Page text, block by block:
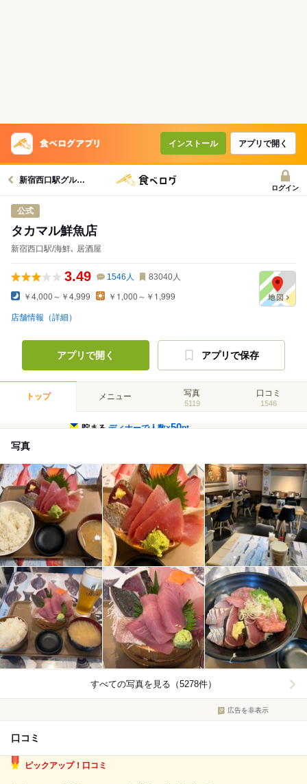
インストール アプリで開く
新宿西口駅グルメへ
ログイン
公式
タカマル鮮魚店
新宿西口駅/海鮮､ 居酒屋
3.49 1546 人 83040人
￥4,000～￥4,999 ￥1,000～￥1,999
店舗情報（詳細）
アプリで開く アプリで保存
トップ メニュー 写真
5119
口コミ
1546
貯まるディナーで人数×50pt
写真
すべての写真を見る（5278件）
広告を非表示
口コミ
ピックアップ！口コミ